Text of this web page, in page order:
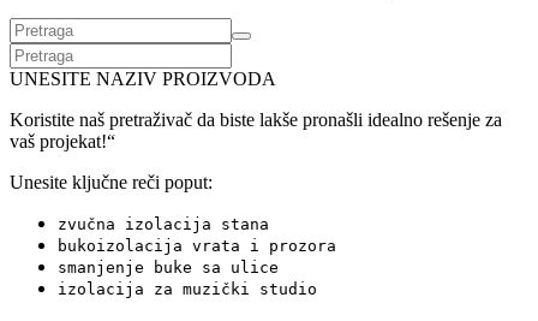
UNESITE NAZIV PROIZVODA
Koristite naš pretraživač da biste lakše pronašli idealno rešenje za
vaš projekat!“
Unesite ključne reči poput:
zvučna izolacija stana
bukoizolacija vrata i prozora
smanjenje buke sa ulice
izolacija za muzički studio